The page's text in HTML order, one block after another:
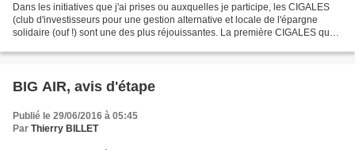
Dans les initiatives que j'ai prises ou auxquelles je participe, les CIGALES
(club d'investisseurs pour une gestion alternative et locale de l'épargne
solidaire (ouf !) sont une des plus réjouissantes. La première CIGALES que
BIG AIR, avis d'étape
Publié le 29/06/2016 à 05:45
Par Thierry BILLET